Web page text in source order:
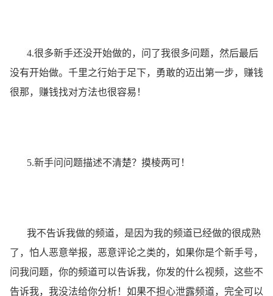
4.很多新手还没开始做的，问了我很多问题，然后最后
没有开始做。千里之行始于足下，勇敢的迈出第一步，赚钱
很那，赚钱找对方法也很容易！
5.新手问问题描述不清楚？摸棱两可！
我不告诉我做的频道，是因为我的频道已经做的很成熟
了，怕人恶意举报，恶意评论之类的，如果你是个新手号，
问我问题，你的频道可以告诉我，你发的什么视频，这些不
告诉我，我没法给你分析！如果不担心泄露频道，完全可以